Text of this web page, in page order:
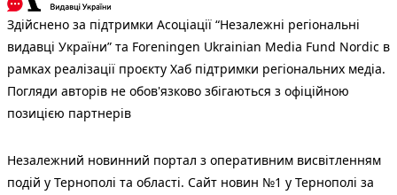
Здійснено за підтримки Асоціації “Незалежні регіональні
видавці України” та Foreningen Ukrainian Media Fund Nordic в
рамках реалізації проєкту Хаб підтримки регіональних медіа.
Погляди авторів не обов'язково збігаються з офіційною
позицією партнерів
Незалежний новинний портал з оперативним висвітленням
подій у Тернополі та області. Сайт новин №1 у Тернополі за